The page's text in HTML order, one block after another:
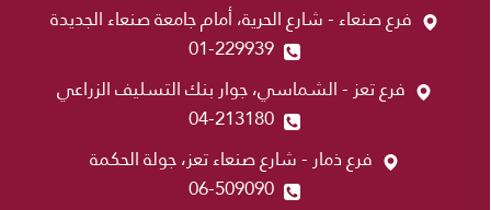
فرع صنعاء - شارع الحرية، أمام جامعة صنعاء الجديدة
01-229939
فرع تعز - الشماسي، جوار بنك التسليف الزراعي
04-213180
فرع ذمار - شارع صنعاء تعز، جولة الحكمة
06-509090